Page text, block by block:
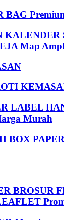
BAG
KALENDER
Map
LABEL
Murah
BOX
BROSUR